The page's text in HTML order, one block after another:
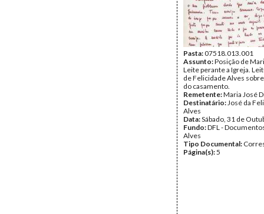
Pasta:07518.013.001
Assunto:Posição de
Leite perante a Igreja.
de Felicidade Alves
do casamento.
Remetente:Maria José
Destinatário:José da
Alves
Data:Sábado, 31 de
Fundo:DFL -
Alves
Tipo Documental:
Página(s):5